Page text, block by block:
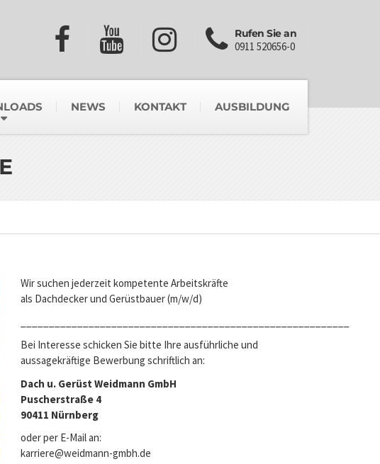
Rufen Sie an
0911 520656-0
NEWS KONTAKT AUSBILDUNG
Wir suchen jederzeit kompetente Arbeitskräfte
als Dachdecker und Gerüstbauer (m/w/d)
Bei Interesse schicken Sie bitte Ihre ausführliche und
aussagekräftige Bewerbung schriftlich an:
Dach u. Gerüst Weidmann GmbH
Puscherstraße 4
90411 Nürnberg
oder per E-Mail an:
karriere@weidmann-gmbh.de